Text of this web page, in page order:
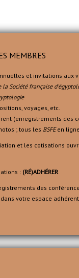
MEMBRES
et invitations aux
la Société française
voyages, etc.
(enregistrements des
; tous les BSFEen
et les cotisations
: (RÉ)ADHÉRER
des
votre espace adhérent